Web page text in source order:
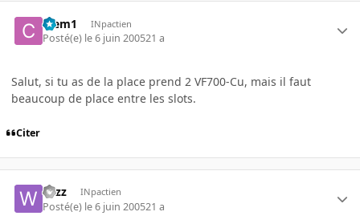
Clem1 INpactien
Posté(e) le 6 juin 200521 a
Salut, si tu as de la place prend 2 VF700-Cu, mais il faut
beaucoup de place entre les slots.
Citer
wizz INpactien
Posté(e) le 6 juin 200521 a